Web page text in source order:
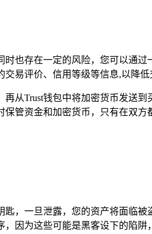
也存在一定的风险，您可以通过
易评价、信用等级等信息,以降低
从Trust钱包中将加密货币发送到
管资金和加密货币，只有在双方
，一旦泄露，您的资产将面临被
因为这些可能是黑客设下的陷阱